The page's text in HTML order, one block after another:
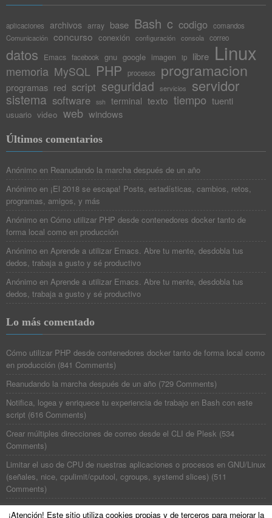
aplicaciones archivos array base Bash c codigo
comandos
Comunicación concurso conexión configuración consola correo
datos Emacs facebook gnu google imagen ip libre Linux
memoria MySQL PHP procesos programacion
programas red script seguridad servicios servidor
sistema software ssh terminal texto tiempo tuenti
usuario video web windows
Últimos comentarios
Anónimo en Reanudando la marcha después de un año
Anónimo en ¡El 2018 se escapa! Posts, estadísticas, cambios, retos,
programas, amigos, y más
Anónimo en Cómo utilizar PHP desde contenedores docker tanto de
forma local como en producción
Anónimo en Aprende a utilizar Emacs. Abre tu mente, desdobla tus
dedos, trabaja a gusto y sé productivo
Anónimo en Aprende a utilizar Emacs. Abre tu mente, desdobla tus
dedos, trabaja a gusto y sé productivo
Lo más comentado
Cómo utilizar PHP desde contenedores docker tanto de forma local como
en producción (841 Comments)
Reanudando la marcha después de un año (729 Comments)
Notifica, logea y enriquece tu experiencia de trabajo en Bash con este
script (616 Comments)
Crear múltiples direcciones de correo desde el CLI de Plesk (534
Comments)
Limitar el uso de CPU de nuestras aplicaciones o procesos en GNU/Linux
(señales, nice, cpulimit/cputool, cgroups, systemd slices) (511
Comments)
¡Atención! Este sitio utiliza cookies propias y de terceros para mejorar la